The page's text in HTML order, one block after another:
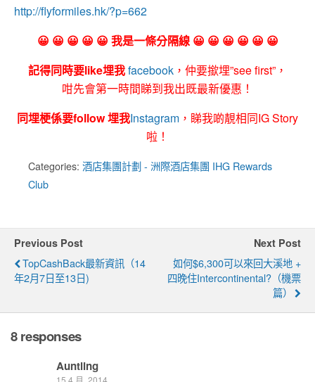
http://flyformiles.hk/?p=662
😀 😀 😀 😀 😀 我是一條分隔線 😀 😀 😀 😀 😀 😀
記得同時要like埋我facebook ，仲要撳埋”see first”，
咁先會第一時間睇到我出既最新優惠！
同埋梗係要follow 埋我Instagram ，睇我啲靚相同IG Story
啦！
Categories: 酒店集團計劃 - 洲際酒店集團 IHG Rewards
Club
Previous Post
TopCashBack最新資訊（14
年2月7日至13日)
Next Post
如何$6,300可以來回大溪地 +
四晚住intercontinental?（機票
篇）
8 responses
Auntling